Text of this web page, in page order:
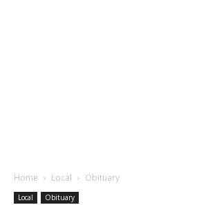
Home Local Obituary
Local Obituary